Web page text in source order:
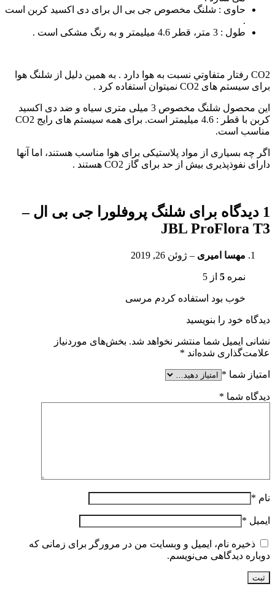
حاوی : شلنگ مخصوص جی بی ال برای دی اکسید کربن است
.
طول : 3 متر، قطر 4.6 میلیمتر و به رنگ مشکی است .
CO2 رفتار متفاوتي نسبت به هوا دارد . به همین دلیل از شلنگ هوا
برای سیستم های CO2 نمیتوان استفاده کرد .
این محصول شلنگ مخصوص 3 میلی متری سیاه و ضد دی اکسید
کربن با قطر : 4.6 میلیمتر است. برای همه سیستم های رایج CO2
مناسب است.
اگر چه بسیاری از مواد پلاستیکی برای هوا مناسب هستند، اما آنها
دارای نفوذپذیری بیش از حد برای گاز CO2 هستند .
1 دیدگاه برای
شلنگ پروفلورا جی بی ال –
JBL ProFlora T3
مهسا امیری – ژوئن 26, 2019
نمره 5 از 5
خوب بود استفاده کردم مرسی
دیدگاه خود را بنویسید
نشانی ایمیل شما منتشر نخواهد شد. بخش‌های موردنیاز
علامت‌گذاری شده‌اند *
امتیاز شما *
دیدگاه شما *
نام *
ایمیل *
ذخیره نام، ایمیل و وبسایت من در مرورگر برای زمانی که
دوباره دیدگاهی می‌نویسم.